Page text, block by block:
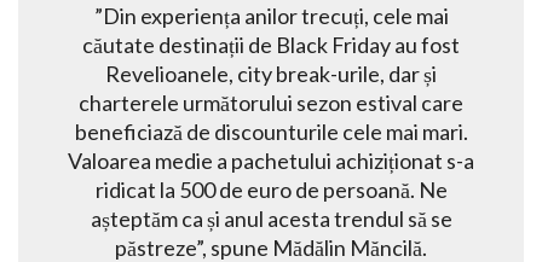
”Din experiența anilor trecuți, cele mai
căutate destinații de Black Friday au fost
Revelioanele, city break-urile, dar și
charterele următorului sezon estival care
beneficiază de discounturile cele mai mari.
Valoarea medie a pachetului achiziționat s-a
ridicat la 500 de euro de persoană. Ne
așteptăm ca și anul acesta trendul să se
păstreze”, spune Mădălin Măncilă.